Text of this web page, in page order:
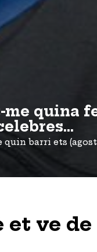
me quina
quin barri ets
et ve